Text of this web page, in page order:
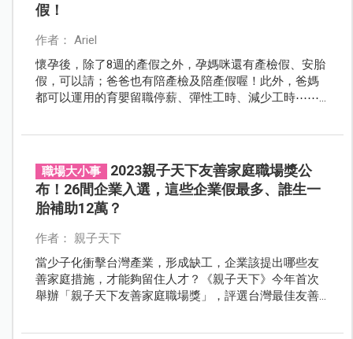
假！
作者： Ariel
懷孕後，除了8週的產假之外，孕媽咪還有產檢假、安胎
假，可以請；爸爸也有陪產檢及陪產假喔！此外，爸媽
都可以運用的育嬰留職停薪、彈性工時、減少工時⋯⋯
職場大小事
2023親子天下友善家庭職場獎公
布！26間企業入選，這些企業假最多、誰生一
胎補助12萬？
作者： 親子天下
當少子化衝擊台灣產業，形成缺工，企業該提出哪些友
善家庭措施，才能夠留住人才？《親子天下》今年首次
舉辦「親子天下友善家庭職場獎」，評選台灣最佳友善